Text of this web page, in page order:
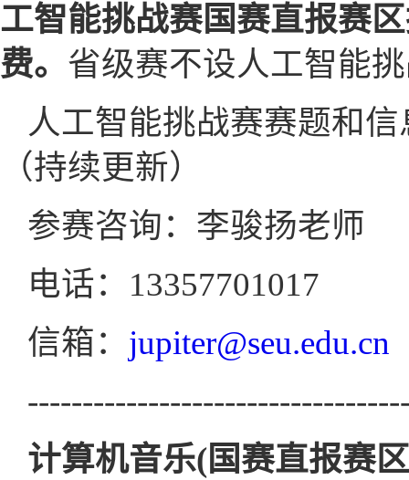
工智能挑战赛国赛直报赛
费。 省级赛不设人工智能
人工智能挑战赛赛题和
（持续更新）
参赛咨询：李骏扬老师
电话：13357701017
信箱： jupiter@seu.edu.cn
计算机音乐(国赛直报赛